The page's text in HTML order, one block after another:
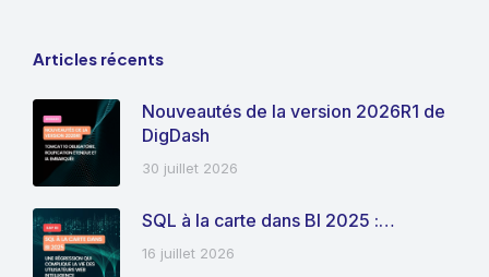
Articles récents
Nouveautés de la version 2026R1 de
DigDash
30 juillet 2026
SQL à la carte dans BI 2025 :…
16 juillet 2026